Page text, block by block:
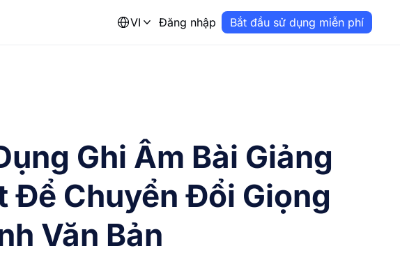
VI Đăng nhập Bắt đầu sử dụng miễn phí
Ghi Âm Bài Giảng
Để Chuyển Đổi Giọng
Văn Bản